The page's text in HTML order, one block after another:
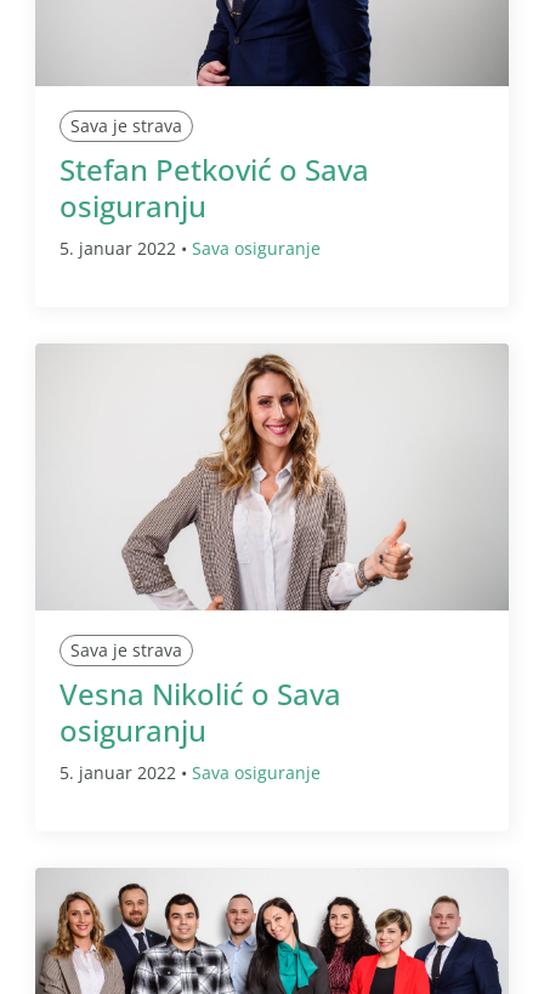
Sava je strava
Stefan Petković o Sava
osiguranju
5. januar 2022 • Sava osiguranje
Sava je strava
Vesna Nikolić o Sava
osiguranju
5. januar 2022 • Sava osiguranje